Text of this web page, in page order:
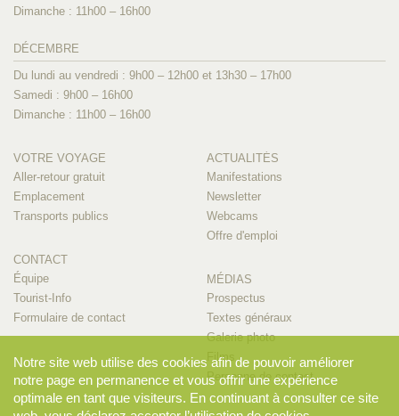
Dimanche : 11h00 – 16h00
DÉCEMBRE
Du lundi au vendredi : 9h00 – 12h00 et 13h30 – 17h00
Samedi : 9h00 – 16h00
Dimanche : 11h00 – 16h00
VOTRE VOYAGE
Aller-retour gratuit
Emplacement
Transports publics
CONTACT
Équipe
Tourist-Info
Formulaire de contact
ACTUALITÉS
Manifestations
Newsletter
Webcams
Offre d'emploi
MÉDIAS
Prospectus
Textes généraux
Galerie photo
Films
Personne de contact
Notre site web utilise des cookies afin de pouvoir améliorer
notre page en permanence et vous offrir une expérience
optimale en tant que visiteurs. En continuant à consulter ce site